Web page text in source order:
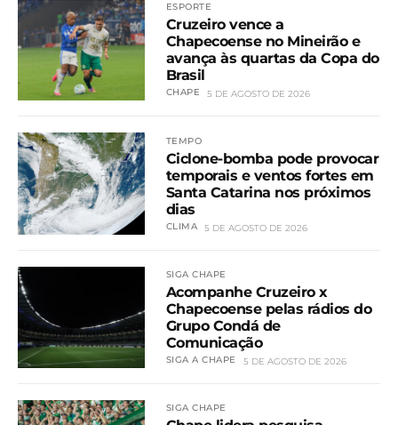
ESPORTE
Cruzeiro vence a
Chapecoense no Mineirão e
avança às quartas da Copa do
Brasil
CHAPE 5 DE AGOSTO DE 2026
TEMPO
Ciclone-bomba pode provocar
temporais e ventos fortes em
Santa Catarina nos próximos
dias
CLIMA 5 DE AGOSTO DE 2026
SIGA CHAPE
Acompanhe Cruzeiro x
Chapecoense pelas rádios do
Grupo Condá de
Comunicação
SIGA A CHAPE 5 DE AGOSTO DE 2026
SIGA CHAPE